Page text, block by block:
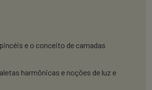
e o conceito de camadas
harmônicas e noções de luz e